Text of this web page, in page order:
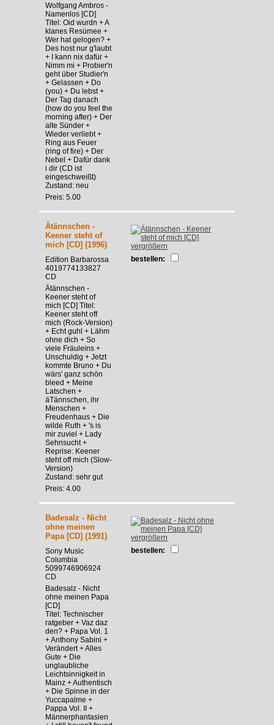
Wolfgang Ambros -
Namenlos [CD]
Titel: Oid wurdn + A
klanes Resümee +
Wer hat gelogen? +
Des host nur g'laubt
+ I kann nix dafür +
Nimm mi + Probier'n
geht über Studier'n
+ Gelassen + Do
(you) + Du lebst +
Der Tag danach
(how do you feel the
morning after) + Der
alte Sünder +
Wieder verliebt +
Ring aus Feuer
(ring of fire) + Der
Nebel + Dafür dank
i dir (CD ist
eingeschweißt)
Zustand: neu
Preis: 5.00
Ätännschen -
Keener steht of
mich [CD] (1996)
Edition Barbarossa
4019774133827
CD
Ätännschen -
Keener steht of
mich [CD] Titel:
Keener steht off
mich (Rock-Version)
+ Echt guhl + Lähm
ohne dich + So
viele Fräuleins +
Unschuldig + Jetzt
kommte Bruno + Du
wärs' ganz schön
bleed + Meine
Latschen +
äTännschen, ihr
Menschen +
Freudenhaus + Die
wilde Ruth + 's is
mir zuviel + Lady
Sehnsucht +
Reprise: Keener
steht off mich (Slow-
Version)
Zustand: sehr gut
Preis: 4.00
vergrößern
bestellen:
Badesalz - Nicht
ohne meinen
Papa [CD] (1991)
Sony Music
Columbia
5099746906924
CD
Badesalz - Nicht
ohne meinen Papa
[CD]
Titel: Technischer
ratgeber + Vaz daz
den? + Papa Vol. 1
+ Anthony Sabini +
Verändert + Alles
Gute + Die
unglaubliche
Leichtsinnigkeit in
Mainz + Authentisch
+ Die Spinne in der
Yuccapalme +
Pappa Vol. II +
Männerphantasien
vergrößern
bestellen: